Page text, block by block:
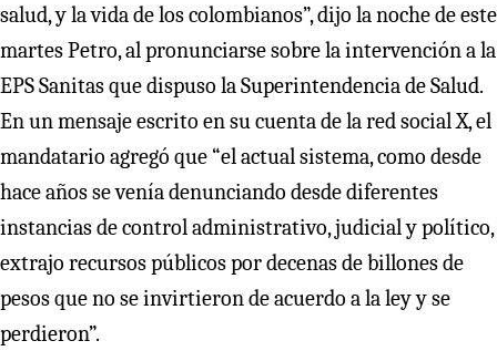
salud, y la vida de los colombianos”, dijo la noche de este
martes Petro, al pronunciarse sobre la intervención a la
EPS Sanitas que dispuso la Superintendencia de Salud.
En un mensaje escrito en su cuenta de la red social X, el
mandatario agregó que “el actual sistema, como desde
hace años se venía denunciando desde diferentes
instancias de control administrativo, judicial y político,
extrajo recursos públicos por decenas de billones de
pesos que no se invirtieron de acuerdo a la ley y se
perdieron”.